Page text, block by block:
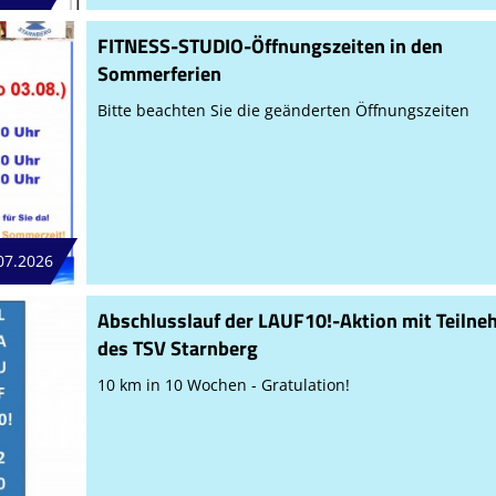
FITNESS-STUDIO-Öffnungszeiten in den
Sommerferien
Bitte beachten Sie die geänderten Öffnungszeiten
Abschlusslauf der LAUF10!-Aktion mit
des TSV Starnberg
10 km in 10 Wochen - Gratulation!